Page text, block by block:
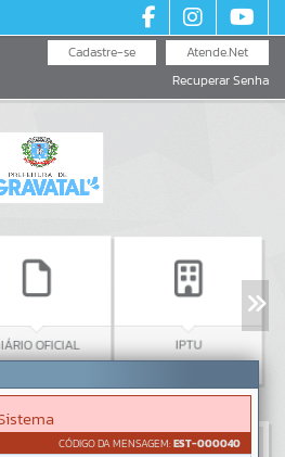
Atende.Net
Cadastre-se
Recuperar Senha
OFICIAL
CÓDIGO DA MENSAGEM:EST-000040